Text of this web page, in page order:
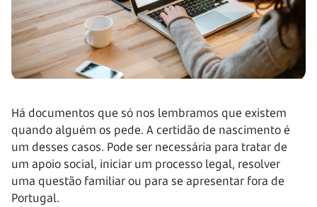
Há documentos que só nos lembramos que existem
quando alguém os pede. A certidão de nascimento é
um desses casos. Pode ser necessária para tratar de
um apoio social, iniciar um processo legal, resolver
uma questão familiar ou para se apresentar fora de
Portugal.